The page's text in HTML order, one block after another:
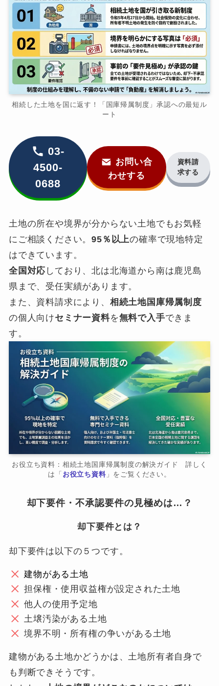
相続した土地を国に返す！「国庫帰属制度」承認への最短ル
ート
03-
4500-
0688
お問い合
わせする
資料請
求する
土地の所在や境界が分からない土地でもお気軽
にご相談ください。95％以上の確率で現地特定
はできています。
全国対応 しており、北は北海道から南は鹿児島
県まで、受任実績があります。
また、資料請求により、 相続土地国庫帰属制度
の個人向けセミナー資料を無料で入手できま
す。
お役立ち資料：相続土地国庫帰属制度の解決ガイド 詳しく
は「 お役立ち資料」をご覧ください。
却下要件・不承認要件の見極めは…？
却下要件とは？
却下要件は以下の５つです。
建物がある土地
担保権・使用収益権が設定された土地
他人の使用予定地
土壌汚染がある土地
境界不明・所有権の争いがある土地
建物がある土地かどうかは、土地所有者自身で
も判断できそうです。